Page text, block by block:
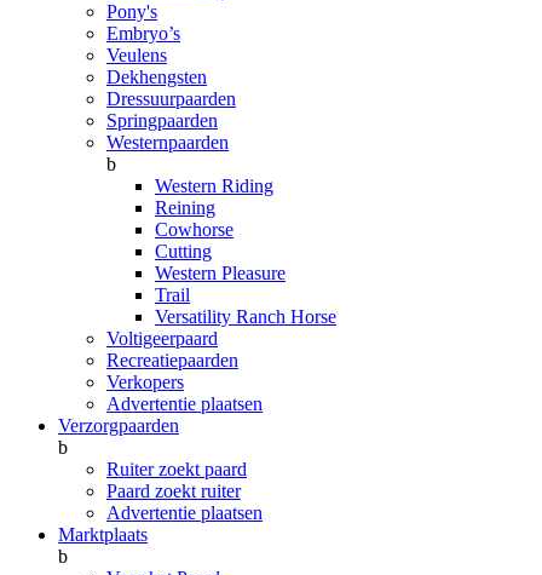
Pony's
Embryo’s
Veulens
Dekhengsten
Dressuurpaarden
Springpaarden
Westernpaarden
b
Western Riding
Reining
Cowhorse
Cutting
Western Pleasure
Trail
Versatility Ranch Horse
Voltigeerpaard
Recreatiepaarden
Verkopers
Advertentie plaatsen
Verzorgpaarden
b
Ruiter zoekt paard
Paard zoekt ruiter
Advertentie plaatsen
Marktplaats
b